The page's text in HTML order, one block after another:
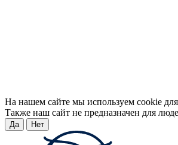
На нашем сайте мы используем cookie
Также наш сайт не предназначен для
Да Нет